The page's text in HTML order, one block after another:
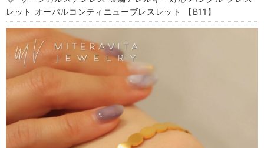
レット オーバルコンティニューブレスレット 【B11】